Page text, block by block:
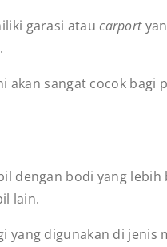
garasi ataucarport
akan sangat cocok
dengan bodi yang lebih
lain.
digunakan di jenis